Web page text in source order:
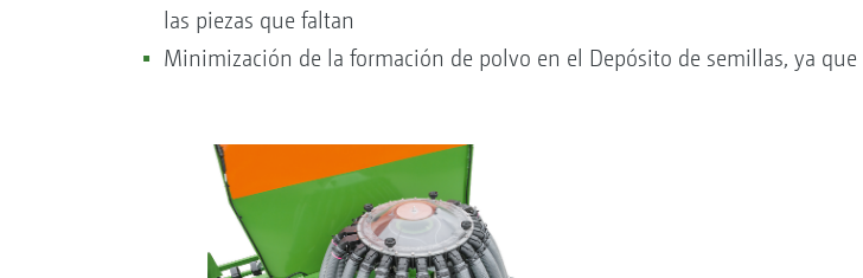
las piezas que faltan
Minimización de la formación de polvo en el Depósito de semillas, ya